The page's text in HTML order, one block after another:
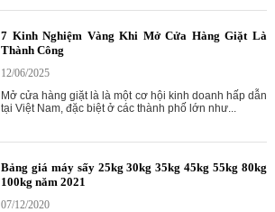
7 Kinh Nghiệm Vàng Khi Mở Cửa Hàng Giặt Là
Thành Công
12/06/2025
Mở cửa hàng giặt là là một cơ hội kinh doanh hấp dẫn
tại Việt Nam, đặc biệt ở các thành phố lớn như...
Bảng giá máy sấy 25kg 30kg 35kg 45kg 55kg 80kg
100kg năm 2021
07/12/2020